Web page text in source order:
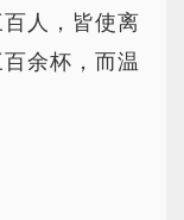
人，皆使离
余杯，而温